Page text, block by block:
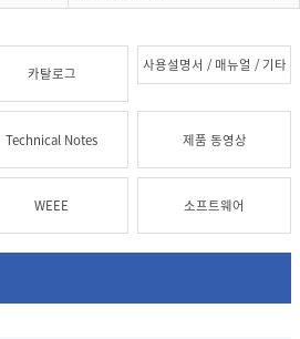
카탈로그 사용설명서 / 매뉴얼 / 기타
Technical Notes 제품 동영상
WEEE 소프트웨어